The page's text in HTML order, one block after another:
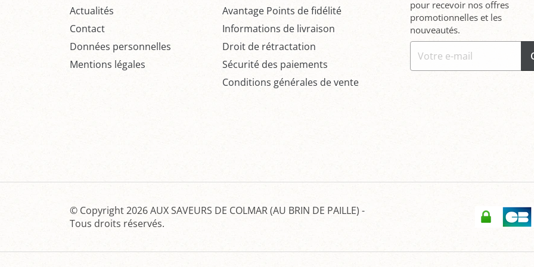
Actualités
Contact
Données personnelles
Mentions légales
Avantage Points de fidélité
Informations de livraison
Droit de rétractation
Sécurité des paiements
Conditions générales de vente
pour recevoir nos offres
promotionnelles et les
nouveautés.
© Copyright 2026AUX SAVEURS DE COLMAR (AU BRIN DE PAILLE) -
Tous droits réservés.